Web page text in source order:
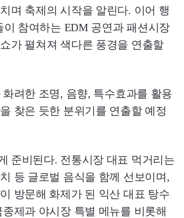
며 축제의 시작을 알린다. 이어 행
이 참여하는 EDM 공연과 패션시장
가 펼쳐져 색다른 풍경을 연출할
려한 조명, 음향, 특수효과를 활용
찾은 듯한 분위기를 연출할 예정
준비된다. 전통시장 대표 먹거리는
등 글로벌 음식을 함께 선보이며,
방문해 화제가 된 익산 대표 탕수
제과 야시장 특별 메뉴를 비롯해